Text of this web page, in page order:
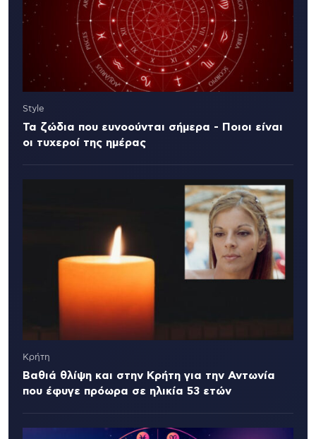
Style
Τα ζώδια που ευνοούνται σήμερα - Ποιοι είναι
οι τυχεροί της ημέρας
Κρήτη
Βαθιά θλίψη και στην Κρήτη για την Αντωνία
που έφυγε πρόωρα σε ηλικία 53 ετών